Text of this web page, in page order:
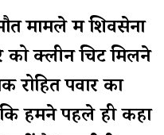
मामले में शिवसेना
को क्लीन चिट मिलने
रोहित पवार का
हमने पहले ही कहा